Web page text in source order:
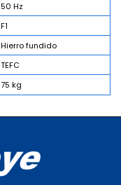
50 Hz
F1
Hierro fundido
TEFC
75 kg